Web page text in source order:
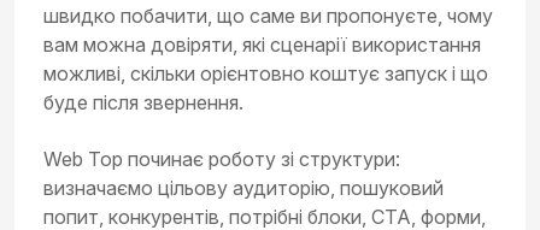
швидко побачити, що саме ви пропонуєте, чому
вам можна довіряти, які сценарії використання
можливі, скільки орієнтовно коштує запуск і що
буде після звернення.
Web Top починає роботу зі структури:
визначаємо цільову аудиторію, пошуковий
попит, конкурентів, потрібні блоки, CTA, форми,